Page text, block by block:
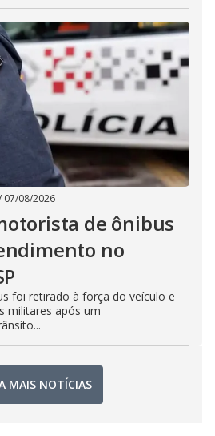
07/08/2026
de ônibus
no
foi retirado à força do veículo e
militares após um
MAIS NOTÍCIAS